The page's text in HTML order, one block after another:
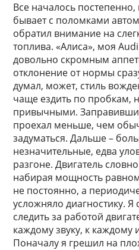
Все началось
бывает с поломками
обратил внимание на
топлива. «Алиса», моя
довольно скромным
отклонение от нормы
думал, может, стиль
чаще ездить по пробкам,
привычными.
проехал меньше, чем
задуматься. Дальше –
незначительные, едва
разгоне. Двигатель
набирая мощность
не постоянно, а
усложняло диагностику. Я
следить за работой
каждому звуку, к каждому
Поначалу я грешил на